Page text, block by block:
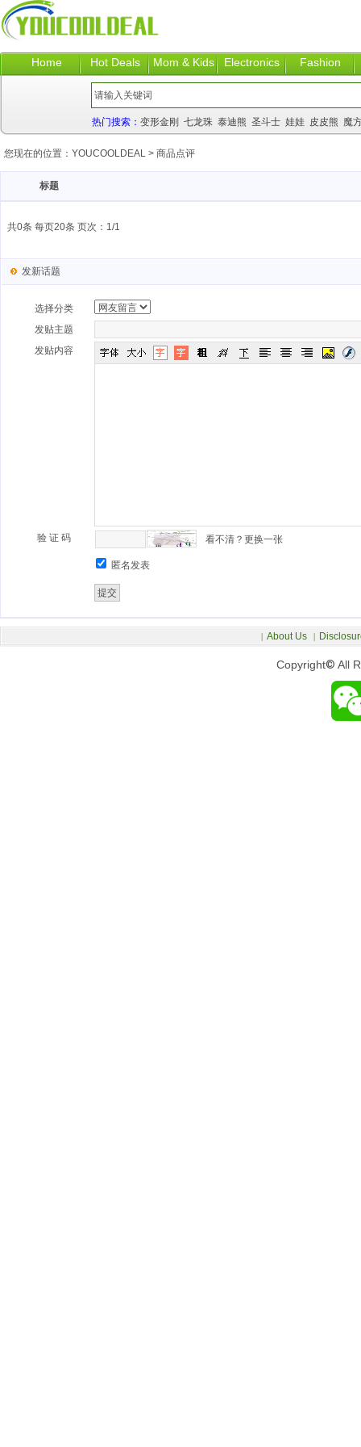
Home Hot Deals Mom & Kids Electronics Fashion
热门搜索： 变形金刚 七龙珠 泰迪熊 圣斗士 娃娃 皮皮熊 魔
您现在的位置： YOUCOOLDEAL > 商品点评
标题
共0条 每页20条 页次：1/1
发新话题
选择分类
发贴主题
发贴内容
验 证 码 看不清？更换一张
匿名发表
Copyright© All
| About Us |